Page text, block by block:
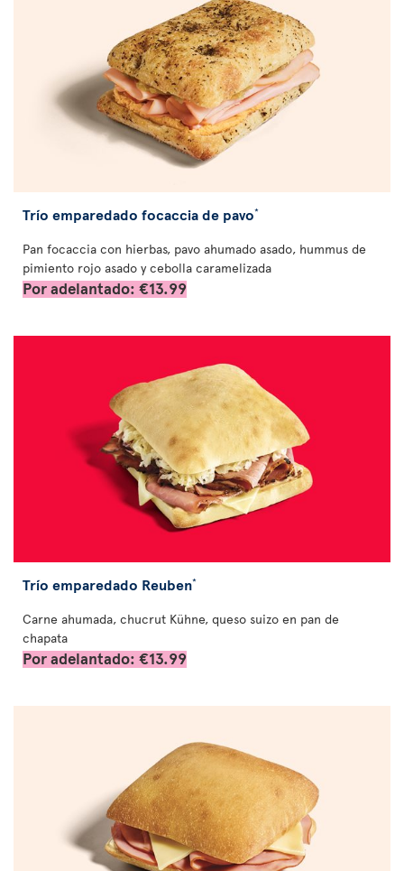
Trío emparedado focaccia de pavo*
Pan focaccia con hierbas, pavo ahumado asado, hummus de
pimiento rojo asado y cebolla caramelizada
Por adelantado: €13.99
Trío emparedado Reuben*
Carne ahumada, chucrut Kühne, queso suizo en pan de
chapata
Por adelantado: €13.99